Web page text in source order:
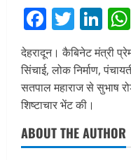
देहरादून। कैबिनेट मंत्री
सिंचाई, लोक निर्माण,
सतपाल महाराज से सुभाष
शिष्टाचार भेंट की।
ABOUT THE AUTHOR